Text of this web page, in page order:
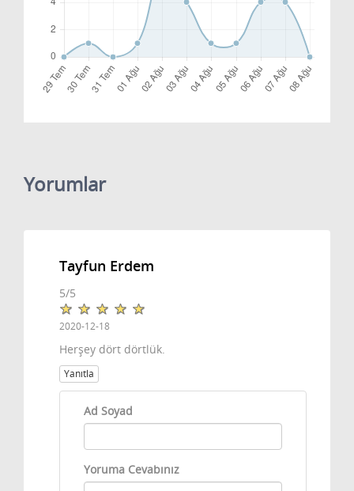
Yorumlar
Tayfun Erdem
5/5
2020-12-18
Herşey dört dörtlük.
Yanıtla
Ad Soyad
Yoruma Cevabınız